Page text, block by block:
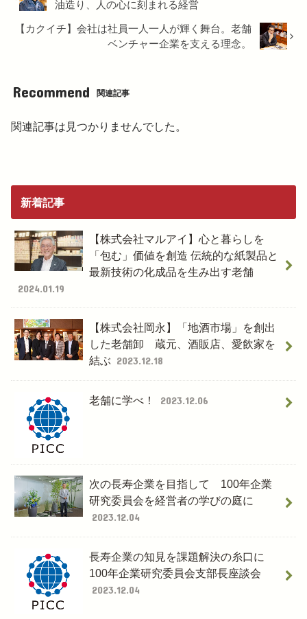
油造り、人の心に刻まれる経営
【カクイチ】会社は社員一人一人が輝く舞台。老舗
ベンチャー企業を支える理念。
Recommend 関連記事
関連記事は見つかりませんでした。
新着記事
【株式会社マルアイ】心と暮らしを
「包む」価値を創造 伝統的な紙製品と
最新技術の化成品を生み出す老舗
2024.01.19
【株式会社岡永】「地酒市場」を創出
した老舗卸 蔵元、酒販店、愛飲家を
結ぶ 2023.12.18
老舗に学べ！ 2023.12.06
次の長寿企業を目指して 100年企業
研究委員会を経営者の学びの庭に
2023.12.04
長寿企業の知見を課題解決の糸口に
100年企業研究委員会支部長座談会
2023.12.04